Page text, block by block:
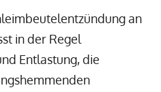
an
in der Regel
Entlastung, die